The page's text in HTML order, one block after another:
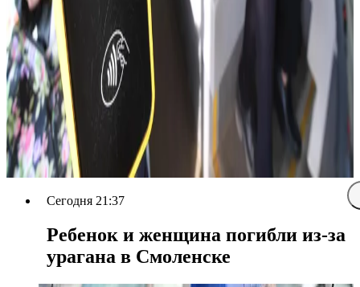
Сегодня 21:37
Ребенок и женщина погибли из-за
урагана в Смоленске